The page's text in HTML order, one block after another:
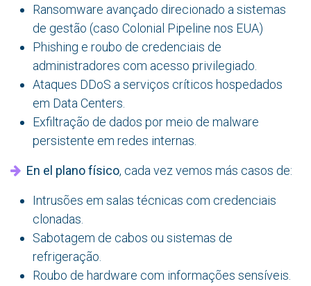
Ransomware avançado direcionado a sistemas
de gestão (caso Colonial Pipeline nos EUA)
Phishing e roubo de credenciais de
administradores com acesso privilegiado.
Ataques DDoS a serviços críticos hospedados
em Data Centers.
Exfiltração de dados por meio de malware
persistente em redes internas.
En el plano físico, cada vez vemos más casos de:
Intrusões em salas técnicas com credenciais
clonadas.
Sabotagem de cabos ou sistemas de
refrigeração.
Roubo de hardware com informações sensíveis.